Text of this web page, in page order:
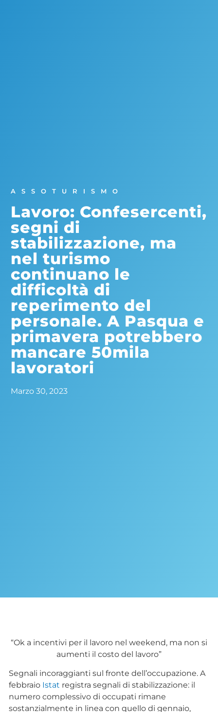
ASSOTURISMO
Lavoro: Confesercenti,
segni di
stabilizzazione, ma
nel turismo
continuano le
difficoltà di
reperimento del
personale. A Pasqua e
primavera potrebbero
mancare 50mila
lavoratori
Marzo 30, 2023
“Ok a incentivi per il lavoro nel weekend, ma non si
aumenti il costo del lavoro”
Segnali incoraggianti sul fronte dell’occupazione. A
febbraio Istat registra segnali di stabilizzazione: il
numero complessivo di occupati rimane
sostanzialmente in linea con quello di gennaio,